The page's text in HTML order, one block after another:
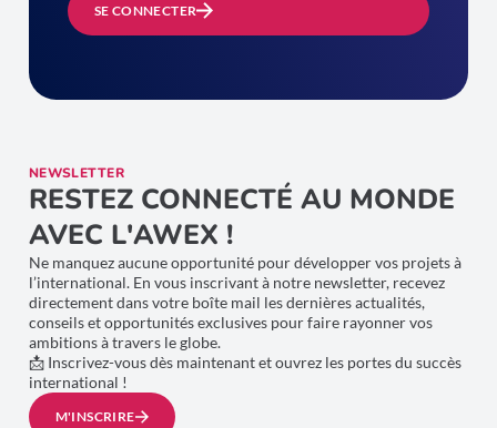
SE CONNECTER
NEWSLETTER
RESTEZ CONNECTÉ AU MONDE
AVEC L'AWEX !
Ne manquez aucune opportunité pour développer vos projets à
l’international. En vous inscrivant à notre newsletter, recevez
directement dans votre boîte mail les dernières actualités,
conseils et opportunités exclusives pour faire rayonner vos
ambitions à travers le globe.
📩 Inscrivez-vous dès maintenant et ouvrez les portes du succès
international !
M'INSCRIRE